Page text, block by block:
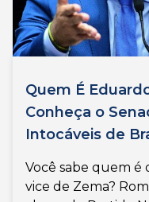
Quem É
Conheça o
Intocáveis de
Você sabe quem é
vice de Zema?